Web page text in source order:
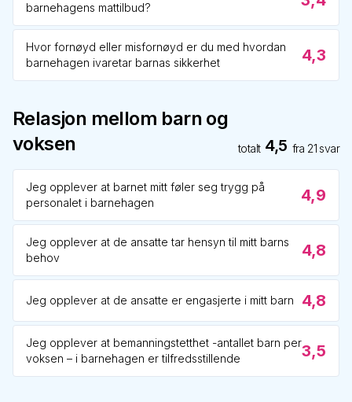
barnehagens mattilbud?
Hvor fornøyd eller misfornøyd er du med hvordan
barnehagen ivaretar barnas sikkerhet
4,3
Relasjon mellom barn og
voksen
totalt 4,5 fra 21 svar
Jeg opplever at barnet mitt føler seg trygg på
personalet i barnehagen
4,9
Jeg opplever at de ansatte tar hensyn til mitt barns
behov
4,8
Jeg opplever at de ansatte er engasjerte i mitt barn 4,8
Jeg opplever at bemanningstetthet -antallet barn per
voksen – i barnehagen er tilfredsstillende
3,5